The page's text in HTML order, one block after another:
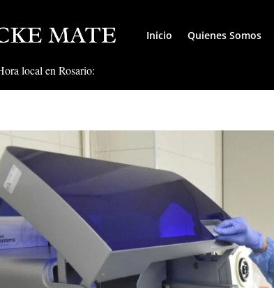
Inicio Quienes Somos
local en Rosario: